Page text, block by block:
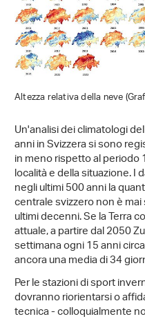
Altezza relativa della neve
Un'analisi dei climatologi
anni in Svizzera si sono
in meno rispetto al
località e della situazione.
negli ultimi 500 anni la
centrale svizzero non è
ultimi decenni. Se la Terra
attuale, a partire dal 2050
settimana ogni 15 anni
ancora una media di 34
Per le stazioni di sport
dovranno riorientarsi o
tecnica - colloquialmente